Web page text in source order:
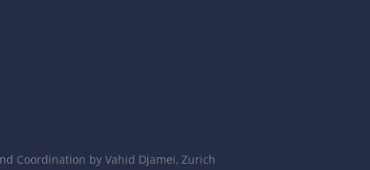
Coordination by Vahid Djamei, Zurich